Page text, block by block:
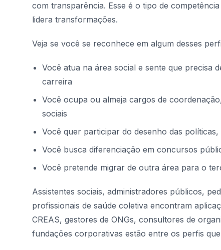
com transparência. Esse é o tipo de
lidera transformações.
Veja se você se reconhece em algum desses
Você atua na área social e sente que precisa
carreira
Você ocupa ou almeja cargos de
sociais
Você quer participar do desenho das
Você busca diferenciação em concursos
Você pretende migrar de outra área para o
Assistentes sociais, administradores públicos,
profissionais de saúde coletiva encontram
CREAS, gestores de ONGs, consultores de
fundações corporativas estão entre os perfis